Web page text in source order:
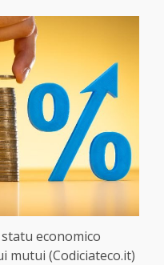
economico
mutui (Codiciateco.it)